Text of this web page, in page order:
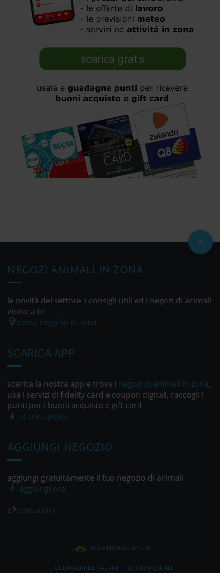
NEGOZI ANIMALI IN ZONA
le novità del settore, i consigli utili ed i negozi di animali
vicino a te
cerca negozio in zona
SCARICA APP
scarica la nostra app e trova i negozi di animali in zona,
usa i servizi di fidelity card e coupon digitali, raccogli i
punti per i buoni acquisto e gift card
scarica gratis
AGGIUNGI NEGOZIO
aggiungi gratuitamente il tuo negozio di animali
aggiungi ora
contattaci
MEDIA PROMOTION SRL
GUIDA AZIENDE ITALIANE
NOTIZIE MUSICALI